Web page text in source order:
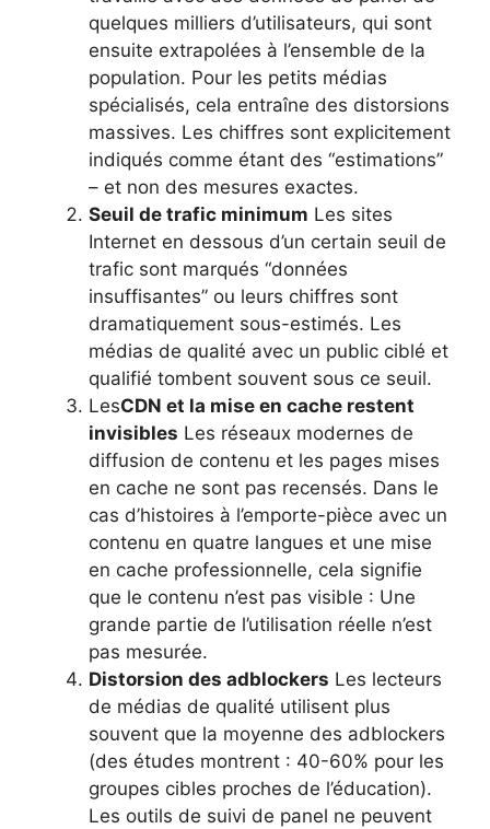
quelques milliers d’utilisateurs, qui sont
ensuite extrapolées à l’ensemble de la
population. Pour les petits médias
spécialisés, cela entraîne des distorsions
massives. Les chiffres sont explicitement
indiqués comme étant des “estimations”
– et non des mesures exactes.
Seuil de trafic minimum Les sites
Internet en dessous d’un certain seuil de
trafic sont marqués “données
insuffisantes” ou leurs chiffres sont
dramatiquement sous-estimés. Les
médias de qualité avec un public ciblé et
qualifié tombent souvent sous ce seuil.
LesCDN et la mise en cache restent
invisibles Les réseaux modernes de
diffusion de contenu et les pages mises
en cache ne sont pas recensés. Dans le
cas d’histoires à l’emporte-pièce avec un
contenu en quatre langues et une mise
en cache professionnelle, cela signifie
que le contenu n’est pas visible : Une
grande partie de l’utilisation réelle n’est
pas mesurée.
Distorsion des adblockers Les lecteurs
de médias de qualité utilisent plus
souvent que la moyenne des adblockers
(des études montrent : 40-60% pour les
groupes cibles proches de l’éducation).
Les outils de suivi de panel ne peuvent